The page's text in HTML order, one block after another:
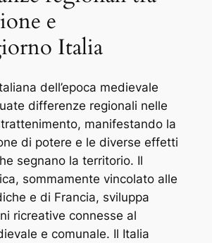
e
Italia
dell’epoca medievale
differenze regionali nelle
manifestando la
di potere e le diverse effetti
segnano la territorio. Il
sommamente vincolato alle
e di Francia, sviluppa
ricreative connesse al
e comunale. Il Italia